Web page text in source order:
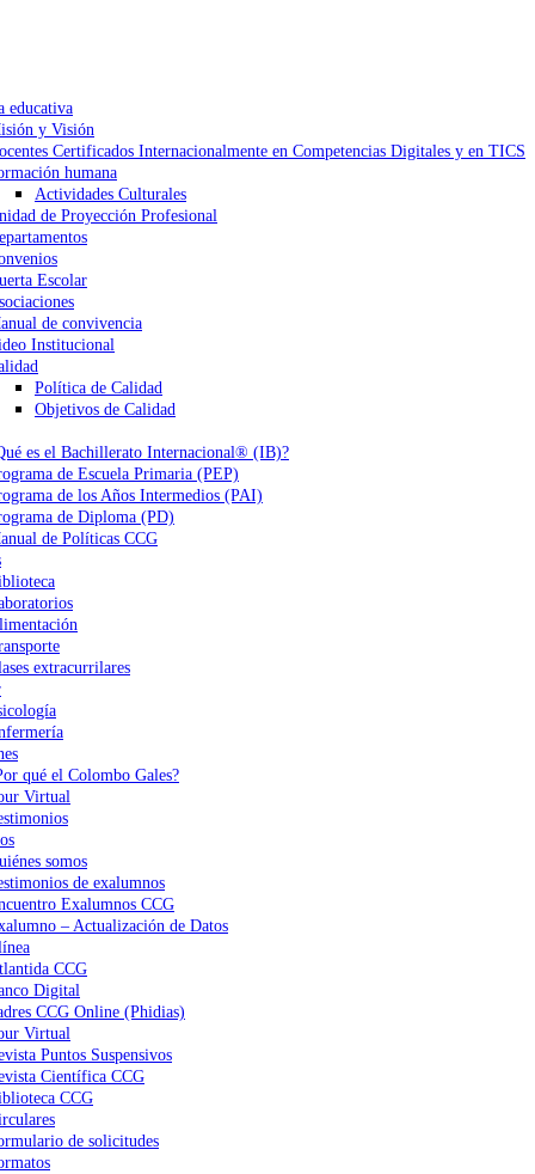
educativa
y Visión
Certificados Internacionalmente en Competencias Digitales y en TICS
humana
Actividades Culturales
de Proyección Profesional
Escolar
de convivencia
Institucional
Política de Calidad
Objetivos de Calidad
es el Bachillerato Internacional® (IB)?
de Escuela Primaria (PEP)
de los Años Intermedios (PAI)
de Diploma (PD)
de Políticas CCG
extracurrilares
qué el Colombo Gales?
Virtual
somos
de exalumnos
Exalumnos CCG
– Actualización de Datos
CCG
Digital
CCG Online (Phidias)
Virtual
Puntos Suspensivos
Científica CCG
CCG
de solicitudes